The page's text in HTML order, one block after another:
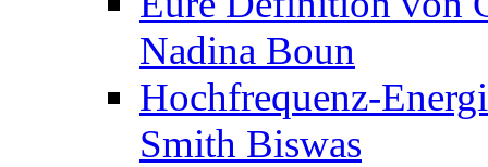
Nadina Boun
Hochfrequenz-
Smith Biswas